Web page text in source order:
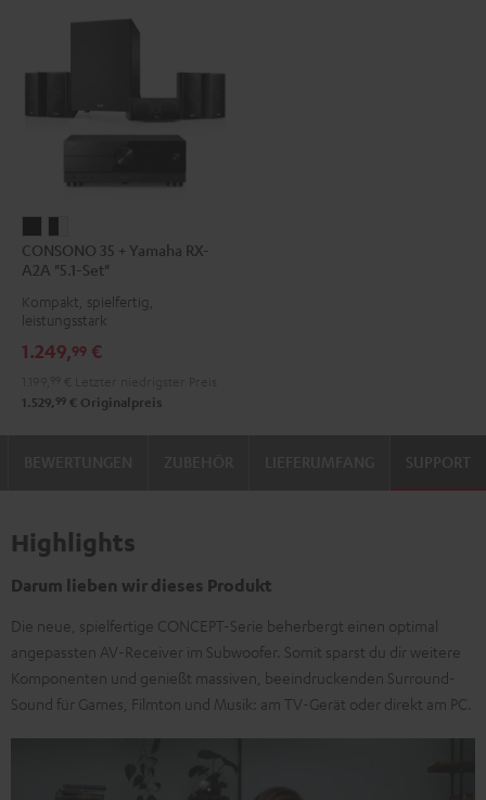
35
+
Yamaha
RX-
A2A
Set"
35
+
Yamaha
RX-
A2A
Set"
CONSONO 35 + Yamaha RX-
A2A "5.1-Set"
Kompakt, spielfertig,
leistungsstark
1.249,99 €
1.529, 99 € Originalpreis
SUPPORT
Highlights
Darum lieben wir dieses Produkt
Die neue, spielfertige CONCEPT-Serie beherbergt einen optimal
angepassten AV-Receiver im Subwoofer. Somit sparst du dir weitere
Komponenten und genießt massiven, beeindruckenden Surround-
Sound für Games, Filmton und Musik: am TV-Gerät oder direkt am PC.